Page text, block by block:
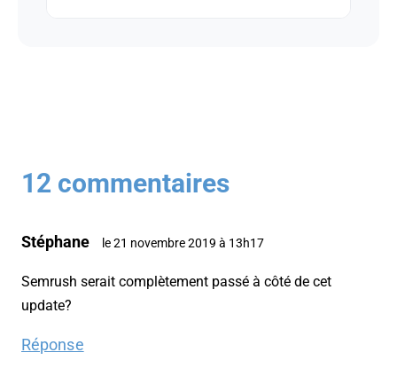
12 commentaires
Stéphane le 21 novembre 2019 à 13h17
Semrush serait complètement passé à côté de cet
update?
Réponse